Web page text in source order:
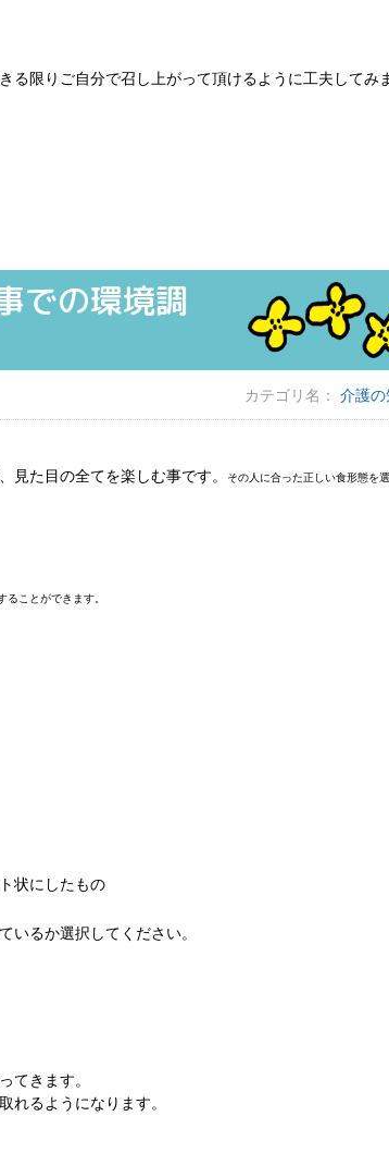
限りご自分で召し上がって頂けるように工夫してみ
での環境調
カテゴリ名： 介護
た目の全てを楽しむ事です。
その人に合った正しい食形態を
ことができます。
状にしたもの
るか選択してください。
てきます。
れるようになります。